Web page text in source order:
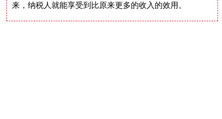
来，纳税人就能享受到比原来更多的收入的效用。